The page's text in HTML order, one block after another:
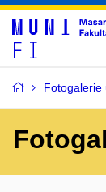
Fotogalerie